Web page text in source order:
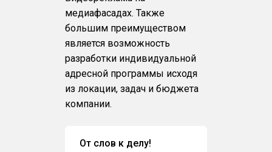
медиафасадах. Также
большим преимуществом
является возможность
разработки индивидуальной
адресной программы исходя
из локации, задач и бюджета
компании.
От слов к делу!